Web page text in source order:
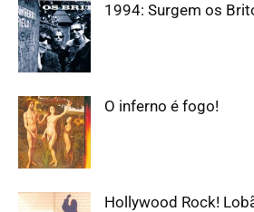
1994: Surgem os
O inferno é fogo!
Hollywood Rock!